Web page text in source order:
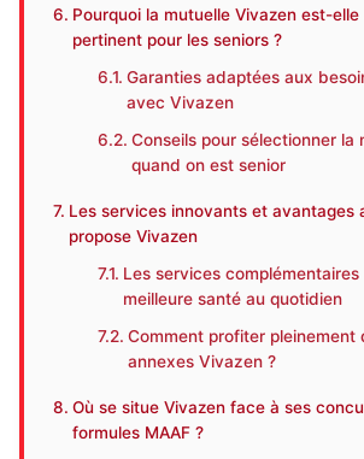
Pourquoi la mutuelle Vivazen est-elle
pertinent pour les seniors ?
Garanties adaptées aux
avec Vivazen
Conseils pour sélectionner la
quand on est senior
Les services innovants et avantages
propose Vivazen
Les services complémentaires
meilleure santé au quotidien
Comment profiter pleinement
annexes Vivazen ?
Où se situe Vivazen face à ses
formules MAAF ?